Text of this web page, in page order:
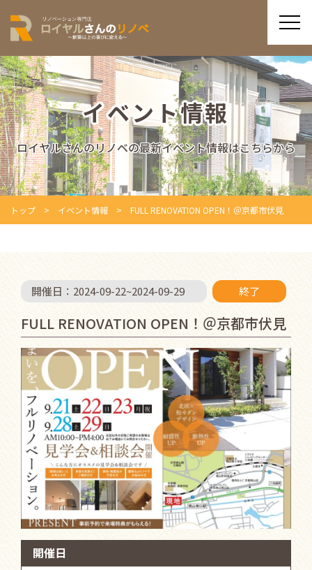
イベント情報
ロイヤルさんのリノベの最新イベント情報はこちらから
トップ イベント情報 FULL RENOVATION OPEN！＠京都市伏見
開催日： 2024-09-22~2024-09-29 終了
FULL RENOVATION OPEN！＠京都市伏見
開催日